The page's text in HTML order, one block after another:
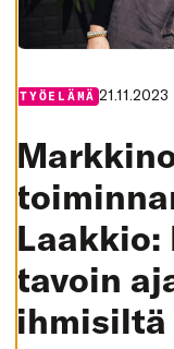
I
Ä
S
K
K
E
V
TYÖELÄMÄ 21.11.2023
Laakkio:
tavoin
ihmisiltä